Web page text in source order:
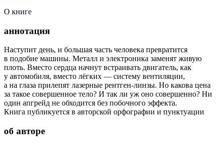
О книге
аннотация
Наступит день, и большая часть человека превратится
в подобие машины. Металл и электроника заменят живую
плоть. Вместо сердца начнут встраивать двигатель, как
у автомобиля, вместо лёгких — систему вентиляции,
а на глаза прилепят лазерные рентген-линзы. Но какова цена
за такое совершенное тело? И так ли уж оно совершенно? Ни
один апгрейд не обходится без побочного эффекта.
Книга публикуется в авторской орфографии и пунктуации
об авторе